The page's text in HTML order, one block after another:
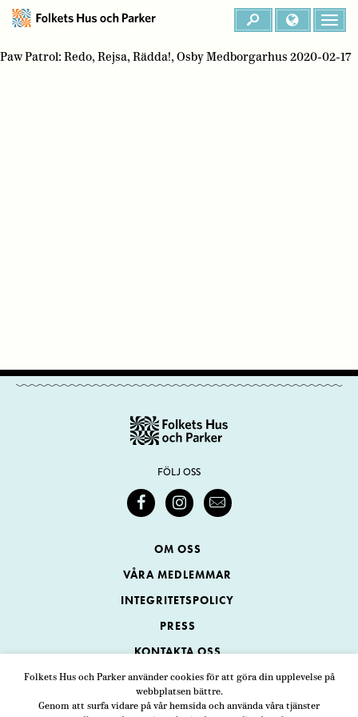
Folkets Hus och Parker använder cookies för att göra din upplevelse på
webbplatsen bättre.
Genom att surfa vidare på vår hemsida och använda våra tjänster
Paw Patrol: Redo, Rejsa, Rädda!, Osby Medborgarhus 2020-02-17
FÖLJ OSS
OM OSS
VÅRA MEDLEMMAR
INTEGRITETSPOLICY
PRESS
KONTAKTA OSS
Folkets Hus och Parker